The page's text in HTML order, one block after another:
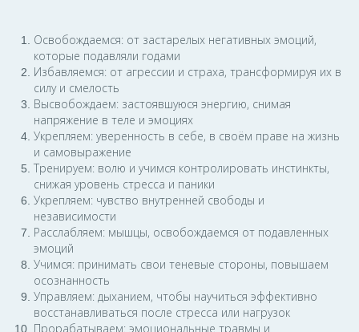
Освобождаемся: от застарелых негативных эмоций,
которые подавляли годами
Избавляемся: от агрессии и страха, трансформируя их в
силу и смелость
Высвобождаем: застоявшуюся энергию, снимая
напряжение в теле и эмоциях
Укрепляем: уверенность в себе, в своём праве на жизнь
и самовыражение
Тренируем: волю и учимся контролировать инстинкты,
снижая уровень стресса и паники
Укрепляем: чувство внутренней свободы и
независимости
Расслабляем: мышцы, освобождаемся от подавленных
эмоций
Учимся: принимать свои теневые стороны, повышаем
осознанность
Управляем: дыханием, чтобы научиться эффективно
восстанавливаться после стресса или нагрузок
Прорабатываем: эмоциональные травмы и